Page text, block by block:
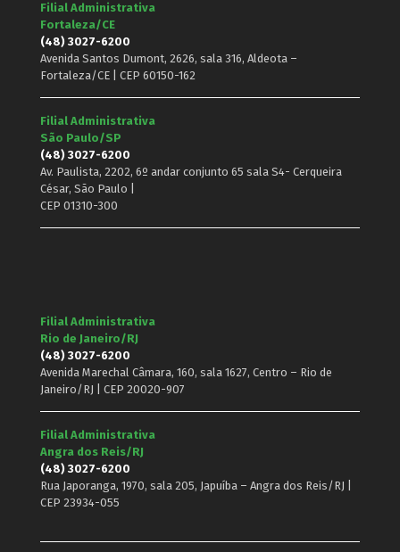
Filial Administrativa
Fortaleza/CE
(48) 3027-6200
Avenida Santos Dumont, 2626, sala 316, Aldeota –
Fortaleza/CE | CEP 60150-162
Filial Administrativa
São Paulo/SP
(48) 3027-6200
Av. Paulista, 2202, 6º andar conjunto 65 sala S4- Cerqueira
César, São Paulo |
CEP 01310-300
Filial Administrativa
Rio de Janeiro/RJ
(48) 3027-6200
Avenida Marechal Câmara, 160, sala 1627, Centro – Rio de
Janeiro/RJ | CEP 20020-907
Filial Administrativa
Angra dos Reis/RJ
(48) 3027-6200
Rua Japoranga, 1970, sala 205, Japuíba – Angra dos Reis/RJ |
CEP 23934-055